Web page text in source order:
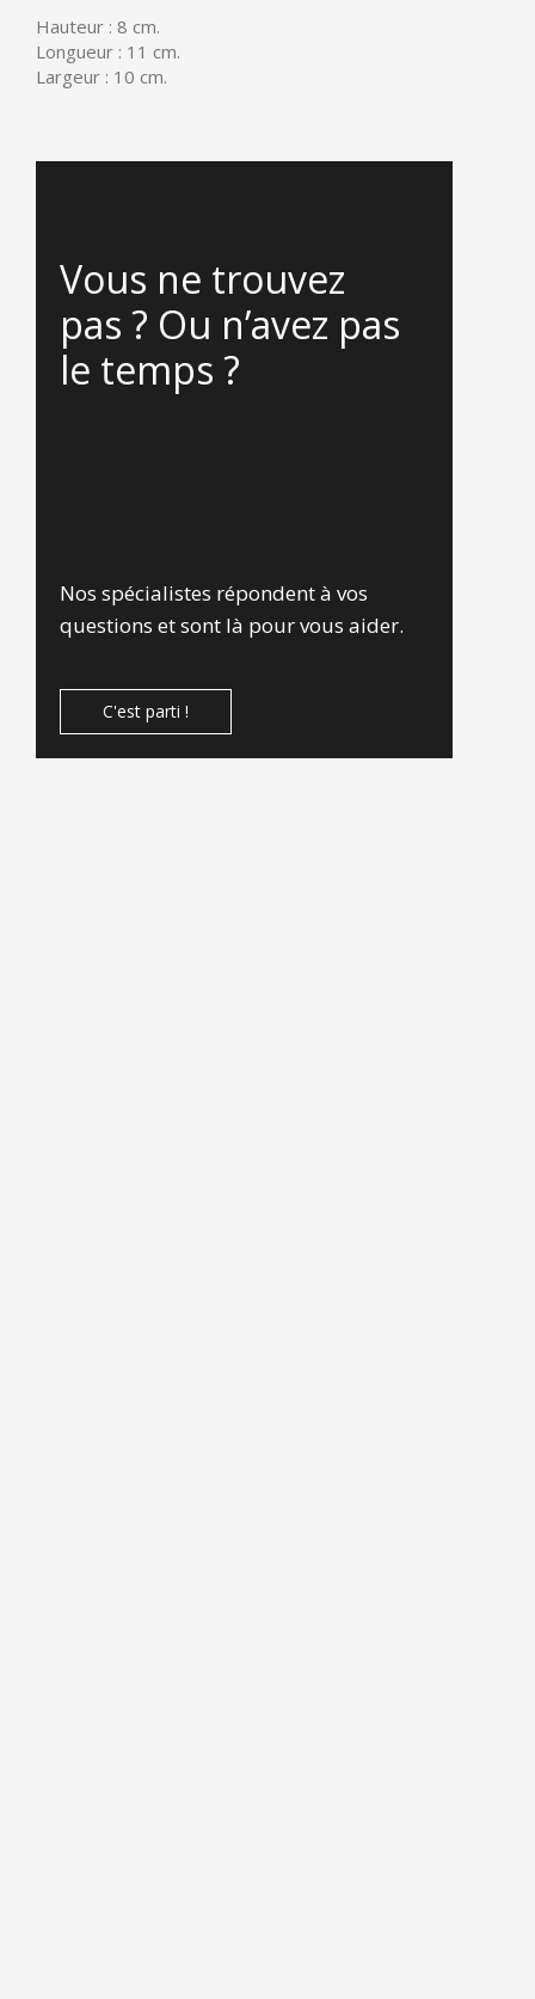
Hauteur : 8 cm.
Longueur : 11 cm.
Largeur : 10 cm.
Vous ne trouvez
pas ? Ou n’avez pas
le temps ?
Nos spécialistes répondent à vos
questions et sont là pour vous aider.
C'est parti !